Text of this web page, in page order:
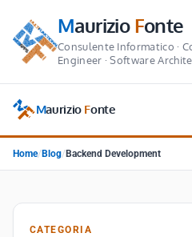
MaurizioFonte
Consulente Informatico ·
Engineer · Software
Maurizio Fonte
Home/ Blog/ Backend Development
CATEGORIA